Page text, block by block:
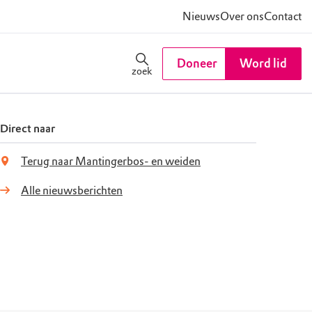
NieuwsOver onsContact
zoek
Doneer Word lid
Direct naar
Terug naar Mantingerbos- en weiden
Alle nieuwsberichten